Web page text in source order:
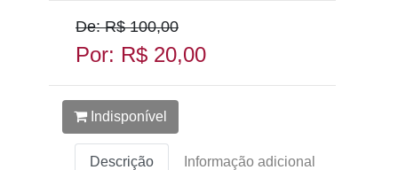
De: R$ 100,00
Por: R$ 20,00
Indisponível
Descrição Informação adicional